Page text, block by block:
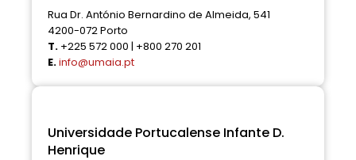
Rua Dr. António Bernardino de Almeida, 541
4200-072 Porto
T. +225 572 000 | +800 270 201
E.info@umaia.pt
Universidade Portucalense Infante D.
Henrique